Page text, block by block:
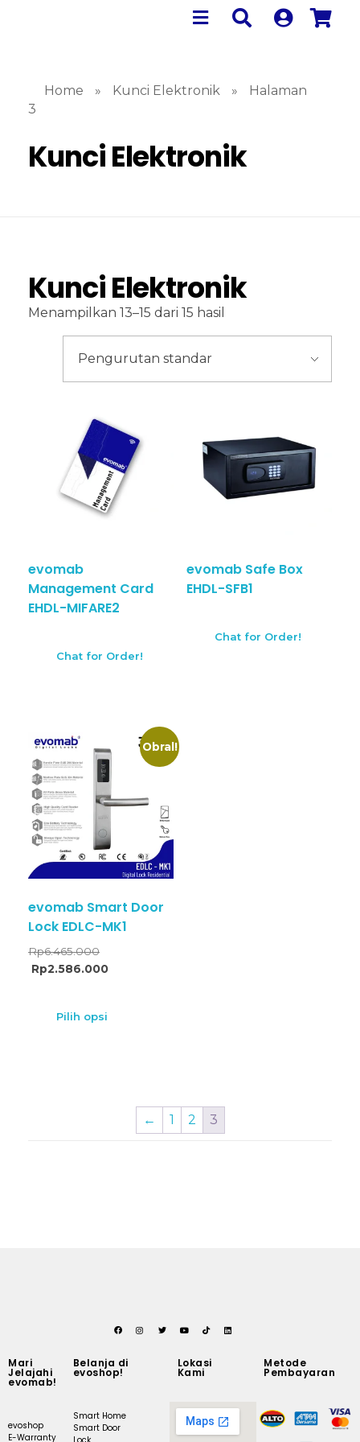
Home » Kunci Elektronik »
Halaman
3
Kunci Elektronik
Kunci Elektronik
Menampilkan 13–15 dari 15 hasil
evomab
Management Card
EHDL-MIFARE2
Chat for Order!
evomab Safe Box
EHDL-SFB1
Chat for Order!
Obral!
evomab Smart Door
Lock EDLC-MK1
Rp6.465.000
Rp2.586.000
Pilih opsi
← 1 2 3
Mari
Jelajahi
evomab!
evoshop
E-Warranty
Belanja di
evoshop!
Smart Home
Smart Door
Lokasi
Kami
Metode
Pembayaran